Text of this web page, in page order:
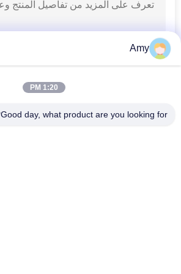
Amy
1:20 PM
Good day, what product are you looking for?